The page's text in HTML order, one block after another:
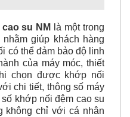
su NM
là một trong
giúp khách hàng
có thể đảm bảo độ linh
của máy móc, thiết
chọn được khớp nối
chi tiết, thông số máy
khớp nối đệm cao su
không chỉ với cá nhân